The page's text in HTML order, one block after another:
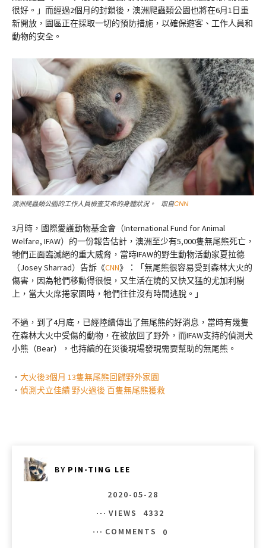
很好。」而經過2個月的封鎖後，澳洲爬蟲類公園也將在6月1日重
新開放，園區正在採取一切的預防措施，以確保遊客、工作人員和
動物的安全。
澳洲爬蟲類公園的工作人員檢查艾希的身體狀況。 取自CNN
3月時，國際愛護動物基金會（International Fund for Animal
Welfare, IFAW）的一份報告估計，澳洲至少有5,000隻無尾熊死亡，
牠們正面臨滅絕的重大威脅，當時IFAW的野生動物活動家夏拉德
（Josey Sharrad）告訴《CNN》：「無尾熊很容易受到森林大火的
傷害，因為牠們移動得很慢，又生活在燒的又快又猛的尤加利樹
上，當大火席捲家園時，牠們往往沒有時間逃脫。」
不過，到了4月底，已經陸續傳出了無尾熊的好消息，當時有幾隻
在森林大火中受傷的動物，在被放回了野外，而IFAW支持的偵測犬
小熊（Bear），也持續的在災後現場發現需要幫助的無尾熊。
． 大火後3個月 13隻無尾熊回歸野外家園
． 偵測犬立佳績 野火過後 百隻無尾熊獲救
BY PIN-TING LEE
2020-05-28
VIEWS
4332
COMMENTS
0